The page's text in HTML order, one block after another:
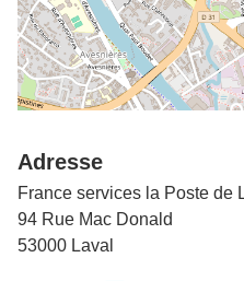
Adresse
France services la Poste de
94 Rue Mac Donald
53000 Laval